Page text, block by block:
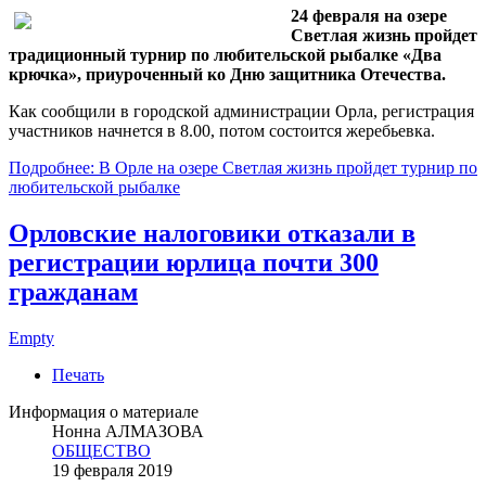
24 февраля на озере
Светлая жизнь пройдет
традиционный турнир по любительской рыбалке «Два
крючка», приуроченный ко Дню защитника Отечества.
Как сообщили в городской администрации Орла, регистрация
участников начнется в 8.00, потом состоится жеребьевка.
Подробнее: В Орле на озере Светлая жизнь пройдет турнир по
любительской рыбалке
Орловские налоговики отказали в
регистрации юрлица почти 300
гражданам
Empty
Печать
Информация о материале
Нонна АЛМАЗОВА
ОБЩЕСТВО
19 февраля 2019